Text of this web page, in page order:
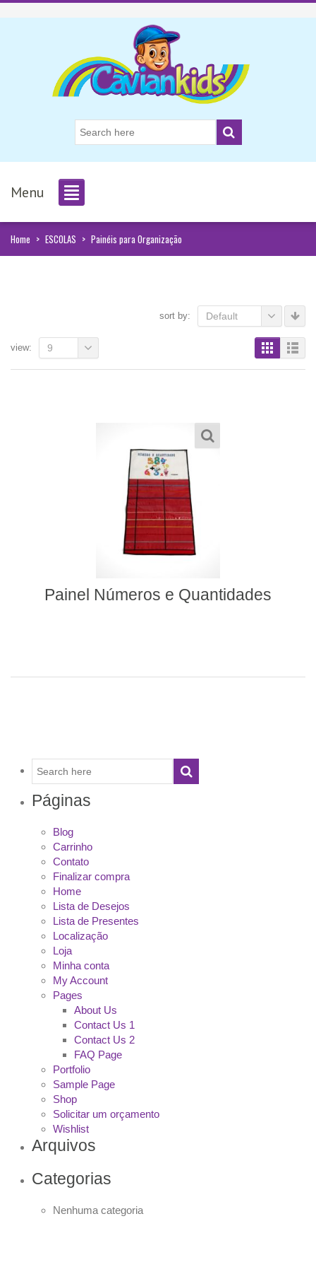
Menu
Home > ESCOLAS > Painéis para Organização
sort by: Default
view: 9
Painel Números e Quantidades
Páginas
Blog
Carrinho
Contato
Finalizar compra
Home
Lista de Desejos
Lista de Presentes
Localização
Loja
Minha conta
My Account
Pages
About Us
Contact Us 1
Contact Us 2
FAQ Page
Portfolio
Sample Page
Shop
Solicitar um orçamento
Wishlist
Arquivos
Categorias
Nenhuma categoria